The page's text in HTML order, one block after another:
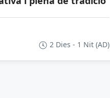
2 Dies - 1 Nit (AD)